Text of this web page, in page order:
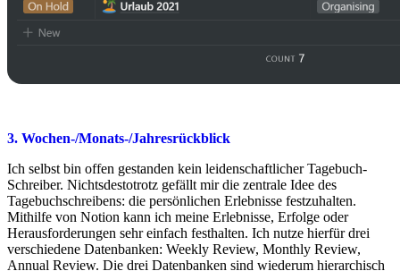
3. Wochen-/Monats-/Jahresrückblick
Ich selbst bin offen gestanden kein leidenschaftlicher Tagebuch-
Schreiber. Nichtsdestotrotz gefällt mir die zentrale Idee des
Tagebuchschreibens: die persönlichen Erlebnisse festzuhalten.
Mithilfe von Notion kann ich meine Erlebnisse, Erfolge oder
Herausforderungen sehr einfach festhalten. Ich nutze hierfür drei
verschiedene Datenbanken: Weekly Review, Monthly Review,
Annual Review. Die drei Datenbanken sind wiederum hierarchisch